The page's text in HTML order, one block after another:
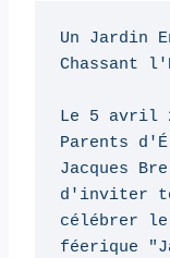
Un Jardin
Chassant
Le 5 avril
Parents
Jacques
d'inviter
célébrer le
féerique